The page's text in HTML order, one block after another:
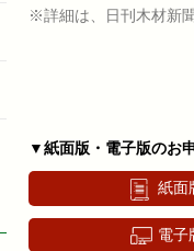
※詳細は、日刊木材新
▼紙面版・電子版のお
紙面
電子